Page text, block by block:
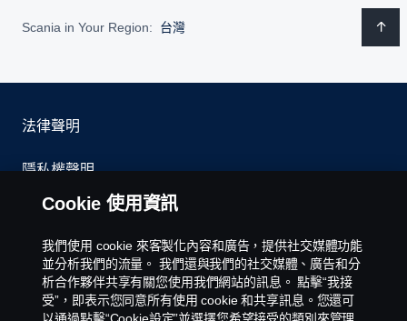
Scania in Your Region: 台灣
法律聲明
隱私權聲明
聯絡我們
環境政策
Cookies Policy
Cookie 使用資訊
我們使用 cookie 來客製化內容和廣告，提供社交媒體功能
並分析我們的流量。 我們還與我們的社交媒體、廣告和分
析合作夥伴共享有關您使用我們網站的訊息。 點擊“我接
受”，即表示您同意所有使用 cookie 和共享訊息。您還可